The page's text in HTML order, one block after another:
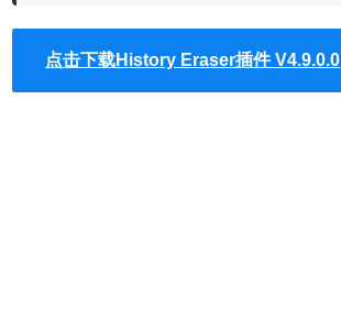
History Erase插件功能
点击下载History Eraser插件 V4.9.0.0